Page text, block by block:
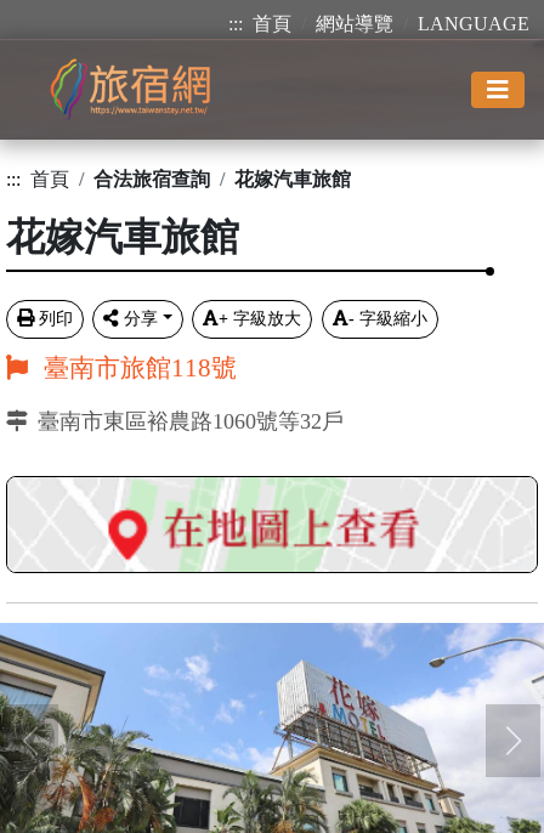
::: 首頁 網站導覽 LANGUAGE
::: 首頁 合法旅宿查詢 花嫁汽車旅館
花嫁汽車旅館
列印 分享 + 字級放大 - 字級縮小
臺南市旅館118號
臺南市東區裕農路1060號等32戶